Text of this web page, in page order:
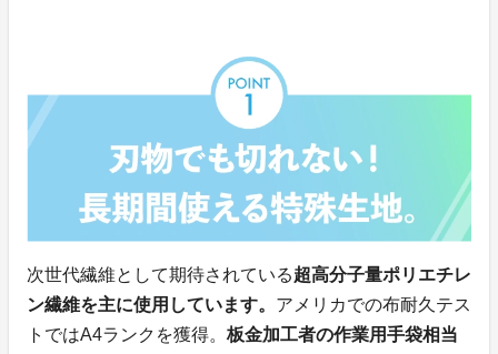
次世代繊維として期待されている超高分子量ポリエチレ
ン繊維を主に使用しています。 アメリカでの布耐久テス
トではA4ランクを獲得。 板金加工者の作業用手袋相当